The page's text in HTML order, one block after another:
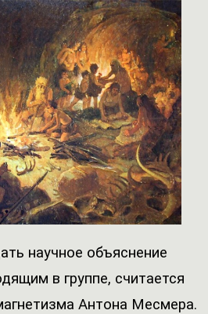
научное объяснение
в группе, считается
Антона Месмера.